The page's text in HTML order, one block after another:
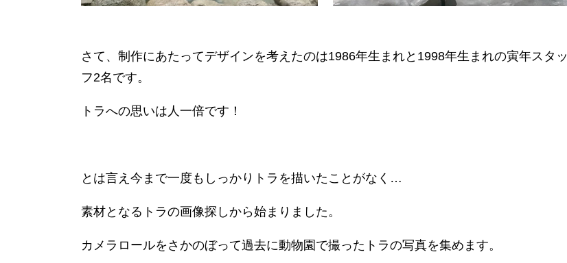
さて、制作にあたってデザインを考えたのは1986年生まれと1998年生まれの寅年スタッ
フ2名です。
トラへの思いは人一倍です！
とは言え今まで一度もしっかりトラを描いたことがなく…
素材となるトラの画像探しから始まりました。
カメラロールをさかのぼって過去に動物園で撮ったトラの写真を集めます。